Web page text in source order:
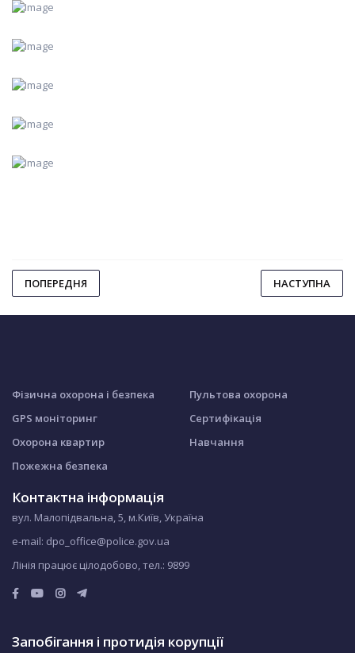
ПОПЕРЕДНЯ НАСТУПНА
Фізична охорона і безпека
GPS моніторинг
Охорона квартир
Пожежна безпека
Пультова охорона
Сертифікація
Навчання
Контактна інформація
вул. Малопідвальна, 5, м.Київ, Україна
e-mail: dpo_office@police.gov.ua
Лінія працює цілодобово, тел.: 9899
Запобігання і протидія корупції